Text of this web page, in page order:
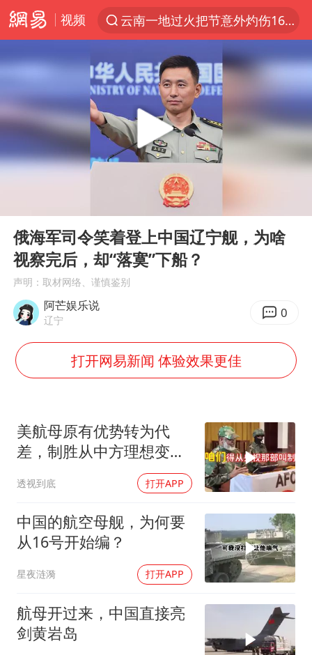
视频
云南一地过火把节意外灼伤16人
“东北超”哈尔滨主场收官战小贴士
考生称遭第二名花钱劝退 当地再通报
泉州市委书记张毅恭被查
2名小孩玩手机低头幅度近乎折叠
中医教你一招提升气血
多地严查未成年飙车炸街
上海：台风白海豚或将带来龙卷风
全球首个长时储能一体化产业园量产
四川宜宾地震网友称睡觉被摇醒
“今天得有40℃了吧 为啥还不预警”
河南将重点打击十类新型黑恶犯罪
“新疆阿勒泰八月能滑雪”不实
夯实基础开新局
Play
俄海军司令笑着登上中国辽宁舰，为啥
视察完后，却“落寞”下船？
声明：取材网络、谨慎鉴别
阿芒娱乐说
辽宁 0
打开网易新闻 体验效果更佳
美航母原有优势转为代
差，制胜从中方理想变为
透视到底 打开APP
中国的航空母舰，为何要
从16号开始编？
星夜涟漪 打开APP
航母开过来，中国直接亮
剑黄岩岛